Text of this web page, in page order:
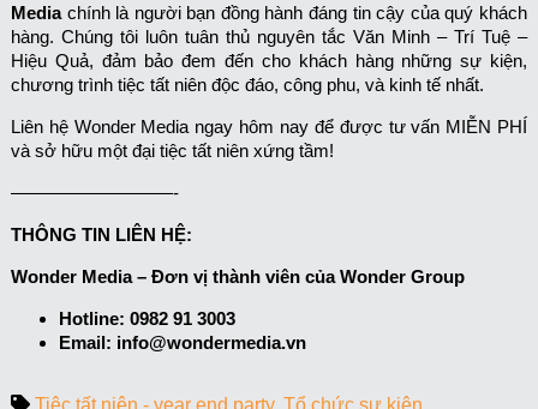
Mediachính là người bạn đồng hành đáng tin cậy của quý khách
hàng. Chúng tôi luôn tuân thủ nguyên tắc Văn Minh – Trí Tuệ –
Hiệu Quả, đảm bảo đem đến cho khách hàng những sự kiện,
chương trình tiệc tất niên độc đáo, công phu, và kinh tế nhất.
Liên hệ Wonder Media ngay hôm nay để được tư vấn MIỄN PHÍ
và sở hữu một đại tiệc tất niên xứng tầm!
—————————-
THÔNG TIN LIÊN HỆ:
Wonder Media – Đơn vị thành viên của Wonder Group
Hotline: 0982 91 3003
Email: info@wondermedia.vn
Tiệc tất niên - year end party Tổ chức sự kiện